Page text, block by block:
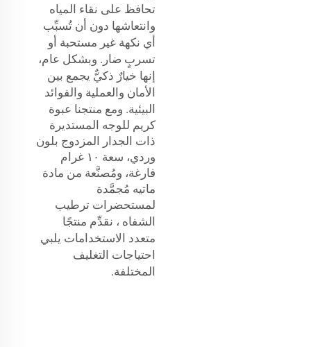
تحافظ على نقاء المياه
وانتعاشها دون أن تُسبِّب
أي نكهة غير مستحبة أو
تسربٍ ضار. وبشكل عام،
إنها خيارٌ ذكيٌّ يجمع بين
الأمان والعملية والفوائد
البيئية. ومع منتجنا عبوة
كريم للوجه المستديرة
ذات الجدار المزدوج بلون
وردي، سعة ١٠ غرام
فارغة، ومُصنَّعة من مادة
ماتيه مُجمَّدة
لمستحضرات ترطيب
الشفاه ، نقدِّم منتجًا
متعدد الاستخدامات يلبي
احتياجات التغليف
المختلفة.